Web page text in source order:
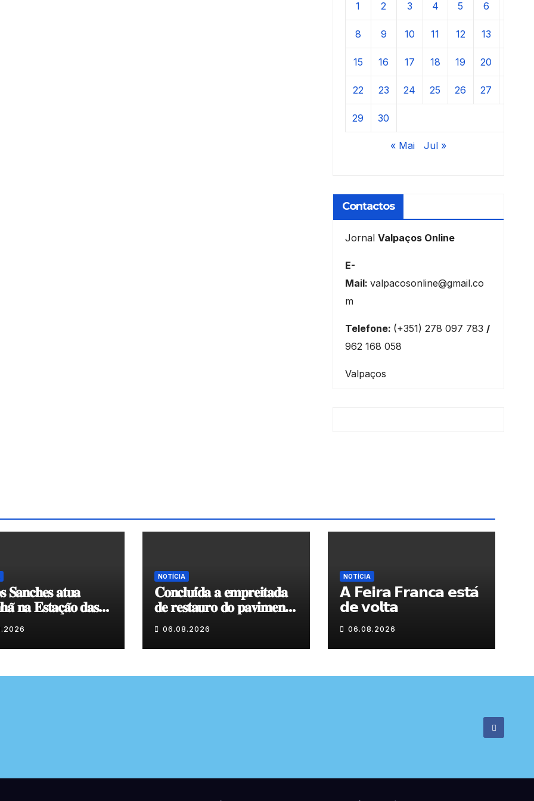
1 2 3 4 5 6
8 9 10 11 12 13
15 16 17 18 19 20
22 23 24 25 26 27
29 30
« Mai Jul »
Contactos
Jornal Valpaços Online
E-
Mail: valpacosonline@gmail.co
m
Telefone: (+351) 278 097 783 /
962 168 058
Valpaços
𝐒𝐚𝐧𝐜𝐡𝐞𝐬 𝐚𝐭𝐮𝐚
𝐧𝐚 𝐄𝐬𝐭𝐚𝐜̧𝐚̃𝐨 𝐝𝐚𝐬
NOTÍCIA
𝐂𝐨𝐧𝐜𝐥𝐮𝐢́𝐝𝐚 𝐚 𝐞𝐦𝐩𝐫𝐞𝐢𝐭𝐚𝐝𝐚
𝐝𝐞 𝐫𝐞𝐬𝐭𝐚𝐮𝐫𝐨 𝐝𝐨 𝐩𝐚𝐯𝐢𝐦𝐞𝐧𝐭𝐨
𝐞𝐧𝐯𝐨𝐥𝐯𝐞𝐧𝐭𝐞 𝐚̀ 𝐂𝐚𝐩𝐞𝐥𝐚 𝐝𝐞
𝐂𝐨𝐯𝐚𝐬
06.08.2026
NOTÍCIA
𝗔 𝗙𝗲𝗶𝗿𝗮 𝗙𝗿𝗮𝗻𝗰𝗮 𝗲𝘀𝘁𝗮́
𝗱𝗲 𝘃𝗼𝗹𝘁𝗮
06.08.2026